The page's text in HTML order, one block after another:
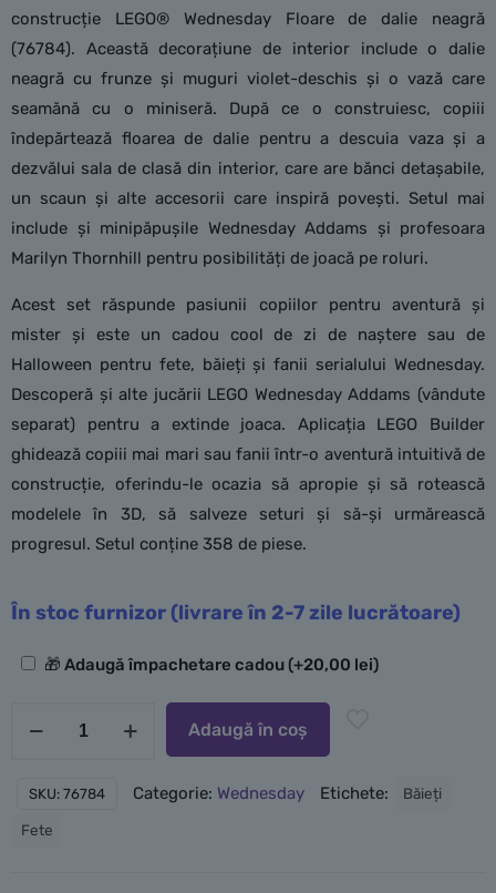
construcție LEGO® Wednesday Floare de dalie neagră
(76784). Această decorațiune de interior include o dalie
neagră cu frunze și muguri violet-deschis și o vază care
seamănă cu o miniseră. După ce o construiesc, copiii
îndepărtează floarea de dalie pentru a descuia vaza și a
dezvălui sala de clasă din interior, care are bănci detașabile,
un scaun și alte accesorii care inspiră povești. Setul mai
include și minipăpușile Wednesday Addams și profesoara
Marilyn Thornhill pentru posibilități de joacă pe roluri.
Acest set răspunde pasiunii copiilor pentru aventură și
mister și este un cadou cool de zi de naștere sau de
Halloween pentru fete, băieți și fanii serialului Wednesday.
Descoperă și alte jucării LEGO Wednesday Addams (vândute
separat) pentru a extinde joaca. Aplicația LEGO Builder
ghidează copiii mai mari sau fanii într-o aventură intuitivă de
construcție, oferindu-le ocazia să apropie și să rotească
modelele în 3D, să salveze seturi și să-și urmărească
progresul. Setul conține 358 de piese.
În stoc furnizor (livrare în 2-7 zile lucrătoare)
Opțiuni🎁 Adaugă împachetare cadou(+20,00 lei)
dalie
Adaugă în coș
SKU: 76784 Categorie: Wednesday Etichete: Băieți
Fete